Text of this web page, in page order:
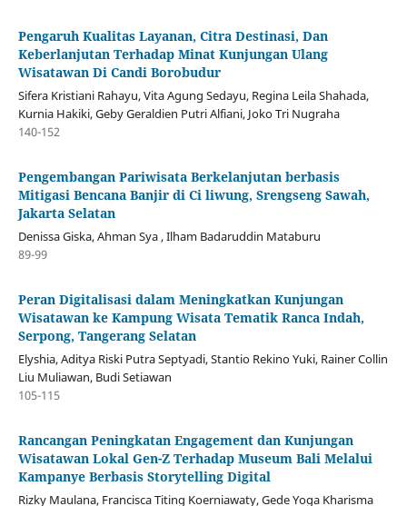
Pengaruh Kualitas Layanan, Citra Destinasi, Dan
Keberlanjutan Terhadap Minat Kunjungan Ulang
Wisatawan Di Candi Borobudur
Sifera Kristiani Rahayu, Vita Agung Sedayu, Regina Leila Shahada,
Kurnia Hakiki, Geby Geraldien Putri Alfiani, Joko Tri Nugraha
140-152
Pengembangan Pariwisata Berkelanjutan berbasis
Mitigasi Bencana Banjir di Ci liwung, Srengseng Sawah,
Jakarta Selatan
Denissa Giska, Ahman Sya , Ilham Badaruddin Mataburu
89-99
Peran Digitalisasi dalam Meningkatkan Kunjungan
Wisatawan ke Kampung Wisata Tematik Ranca Indah,
Serpong, Tangerang Selatan
Elyshia, Aditya Riski Putra Septyadi, Stantio Rekino Yuki, Rainer Collin
Liu Muliawan, Budi Setiawan
105-115
Rancangan Peningkatan Engagement dan Kunjungan
Wisatawan Lokal Gen-Z Terhadap Museum Bali Melalui
Kampanye Berbasis Storytelling Digital
Rizky Maulana, Francisca Titing Koerniawaty, Gede Yoga Kharisma